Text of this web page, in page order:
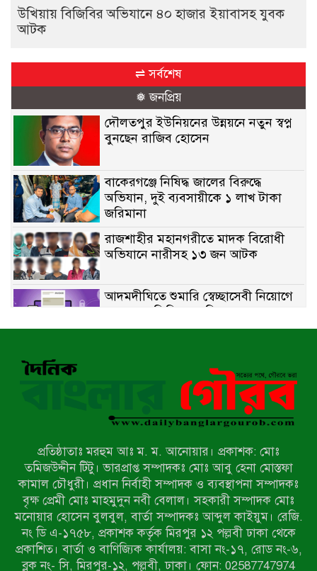
উখিয়ায় বিজিবির অভিযানে ৪০ হাজার ইয়াবাসহ যুবক
আটক
⇌ সর্বশেষ
❅ জনপ্রিয়
দৌলতপুর ইউনিয়নের উন্নয়নে নতুন স্বপ্ন
বুনছেন রাজিব হোসেন
বাকেরগঞ্জে নিষিদ্ধ জালের বিরুদ্ধে
অভিযান, দুই ব্যবসায়ীকে ১ লাখ টাকা
জরিমানা
রাজশাহীর মহানগরীতে মাদক বিরোধী
অভিযানে নারীসহ ১৩ জন আটক
আদমদীঘিতে শুমারি স্বেচ্ছাসেবী নিয়োগে
যোগ্যতার ভিত্তিতে তালিকা প্রকাশ;
নির্বাচিতদের আ.লীগ ট্যাগে প্রচারণা
নেওয়ার হুমকি দিলেন দোড়া মাদরাসার
পরিচয় দেওয়া সভাপতি
উখিয়ায় বিজিবির অভিযানে ৪০ হাজার
ইয়াবাসহ যুবক আটক
পোরশায় ৭ মাসে ১৯ জনের অপমৃত্যু,
শীর্ষে আত্মহত্যা
হিন্দু বৌদ্ধ খ্রিস্টান কল্যাণ ফ্রন্টের
নীলফামারী কমিটি নিয়ে প্রশ্ন, প্রতিবাদে
সদস্য সচিব
প্রতিষ্ঠাতাঃ মরহুম আঃ ম. ম. আনোয়ার। প্রকাশক: মোঃ
তমিজউদ্দীন টিটু। ভারপ্রাপ্ত সম্পাদকঃ মোঃ আবু হেনা মোস্তফা
কামাল চৌধুরী। প্রধান নির্বাহী সম্পাদক ও ব্যবস্থাপনা সম্পাদকঃ
বৃক্ষ প্রেমী মোঃ মাহমুদুন নবী বেলাল। সহকারী সম্পাদক মোঃ
মনোয়ার হোসেন বুলবুল, বার্তা সম্পাদকঃ আব্দুল কাইয়ুম। রেজি.
নং ডি এ-১৭৫৮, প্রকাশক কর্তৃক মিরপুর ১২ পল্লবী ঢাকা থেকে
প্রকাশিত। বার্তা ও বাণিজ্যিক কার্যালয়: বাসা নং-১৭, রোড নং-৬,
ব্লক নং- সি, মিরপুর-১২, পল্লবী, ঢাকা। ফোন: 02587747974